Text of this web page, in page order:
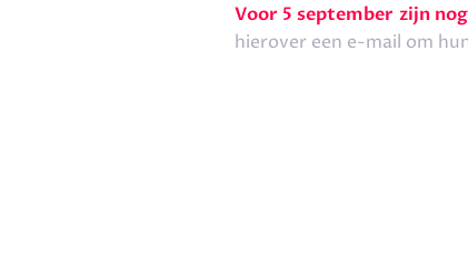
Voor 5 september zijn
hierover een e-mail om